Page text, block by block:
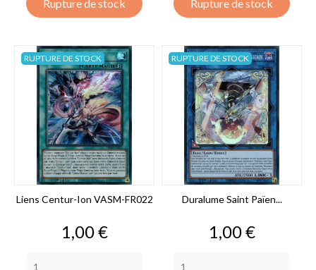
Rupture de stock Rupture de stock
Liens Centur-Ion VASM-FR022
Prix
1,00 €
RUPTURE DE STOCK
Duralume Saint Païen...
Prix
1,00 €
RUPTURE DE STOCK